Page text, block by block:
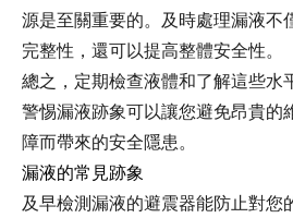
源是至關重要的。及時處理漏液不
完整性，還可以提高整體安全性。
總之，定期檢查液體和了解這些水
警惕漏液跡象可以讓您避免昂貴的
障而帶來的安全隱患。
漏液的常見跡象
及早檢測漏液的避震器能防止對您